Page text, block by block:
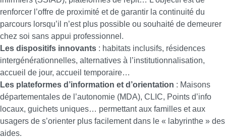
renforcer l’offre de proximité et de garantir la continuité du
parcours lorsqu’il n’est plus possible ou souhaité de demeurer
chez soi sans appui professionnel.
Les dispositifs innovants : habitats inclusifs, résidences
intergénérationnelles, alternatives à l’institutionnalisation,
accueil de jour, accueil temporaire…
Les plateformes d’information et d’orientation : Maisons
départementales de l’autonomie (MDA), CLIC, Points d’info
locaux, guichets uniques… permettant aux familles et aux
usagers de s’orienter plus facilement dans le « labyrinthe » des
aides.